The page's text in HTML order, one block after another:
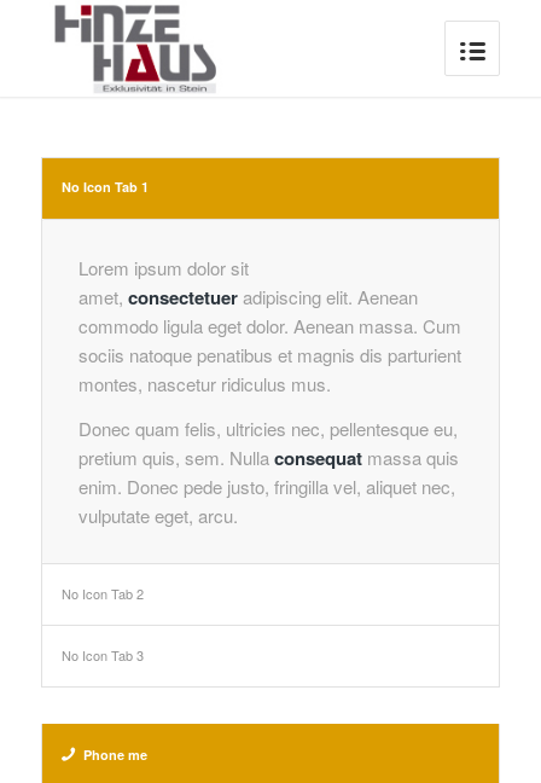
No Icon Tab 1
Lorem ipsum dolor sit
amet, consectetueradipiscing elit. Aenean
commodo ligula eget dolor. Aenean massa. Cum
sociis natoque penatibus et magnis dis parturient
montes, nascetur ridiculus mus.
Donec quam felis, ultricies nec, pellentesque eu,
pretium quis, sem. Nullaconsequatmassa quis
enim. Donec pede justo, fringilla vel, aliquet nec,
vulputate eget, arcu.
No Icon Tab 2
No Icon Tab 3
Phone me